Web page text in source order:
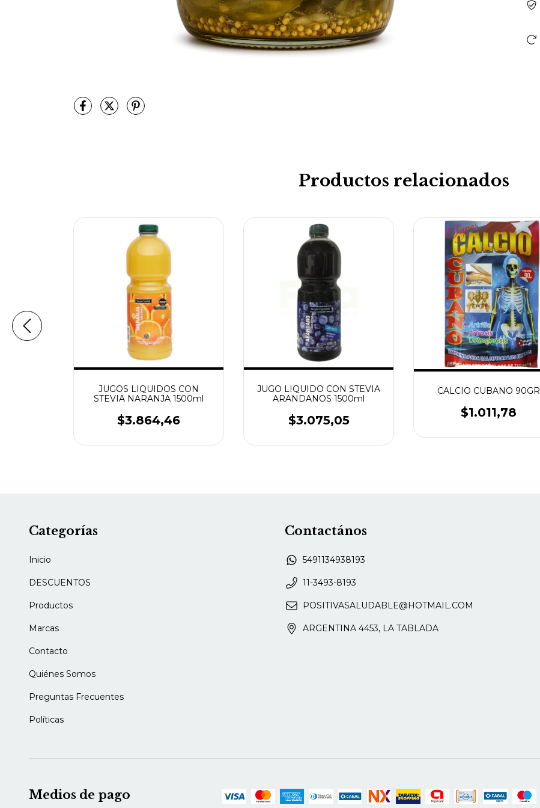
Productos relacionados
JUGOS LIQUIDOS CON
STEVIA NARANJA 1500ml
$3.864,46
JUGO LIQUIDO CON STEVIA
ARANDANOS 1500ml
$3.075,05
CALCIO CUBANO 90GR
$1.011,78
Categorías
Inicio
DESCUENTOS
Productos
Marcas
Contacto
Quiénes Somos
Preguntas Frecuentes
Políticas
Contactános
5491134938193
11-3493-8193
POSITIVASALUDABLE@HOTMAIL.COM
ARGENTINA 4453, LA TABLADA
Medios de pago